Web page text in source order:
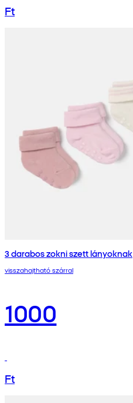
Ft
3 darabos zokni szett lányoknak
visszahajtható szárral
1000
Ft